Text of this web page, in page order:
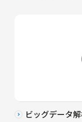
ビッグデータ